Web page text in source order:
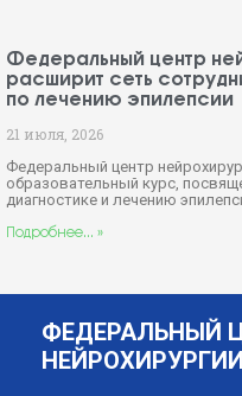
Федеральный центр
расширит сеть
по лечению эпилепсии
21 июля, 2026
Федеральный центр
образовательный курс,
диагностике и лечению
Подробнее... »
ФЕДЕРАЛЬНЫЙ
НЕЙРОХИРУРГИИ